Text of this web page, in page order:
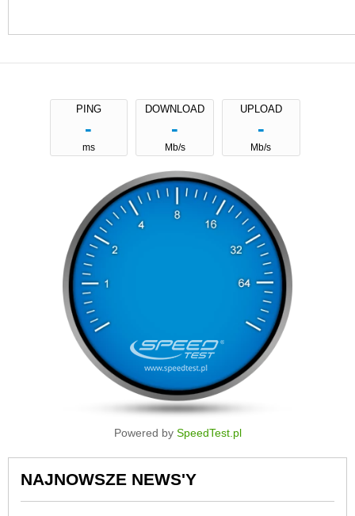
Powered by SpeedTest.pl
NAJNOWSZE NEWS'Y